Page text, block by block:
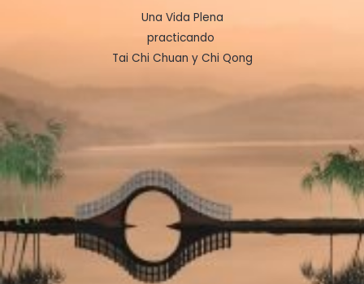
Una Vida Plena
practicando
Tai Chi Chuan y Chi Qong